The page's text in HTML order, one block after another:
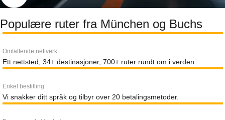
Populære ruter fra München og Buchs
Omfattende nettverk
Ett nettsted, 34+ destinasjoner, 700+ ruter rundt om i verden.
Enkel bestilling
Vi snakker ditt språk og tilbyr over 20 betalingsmetoder.